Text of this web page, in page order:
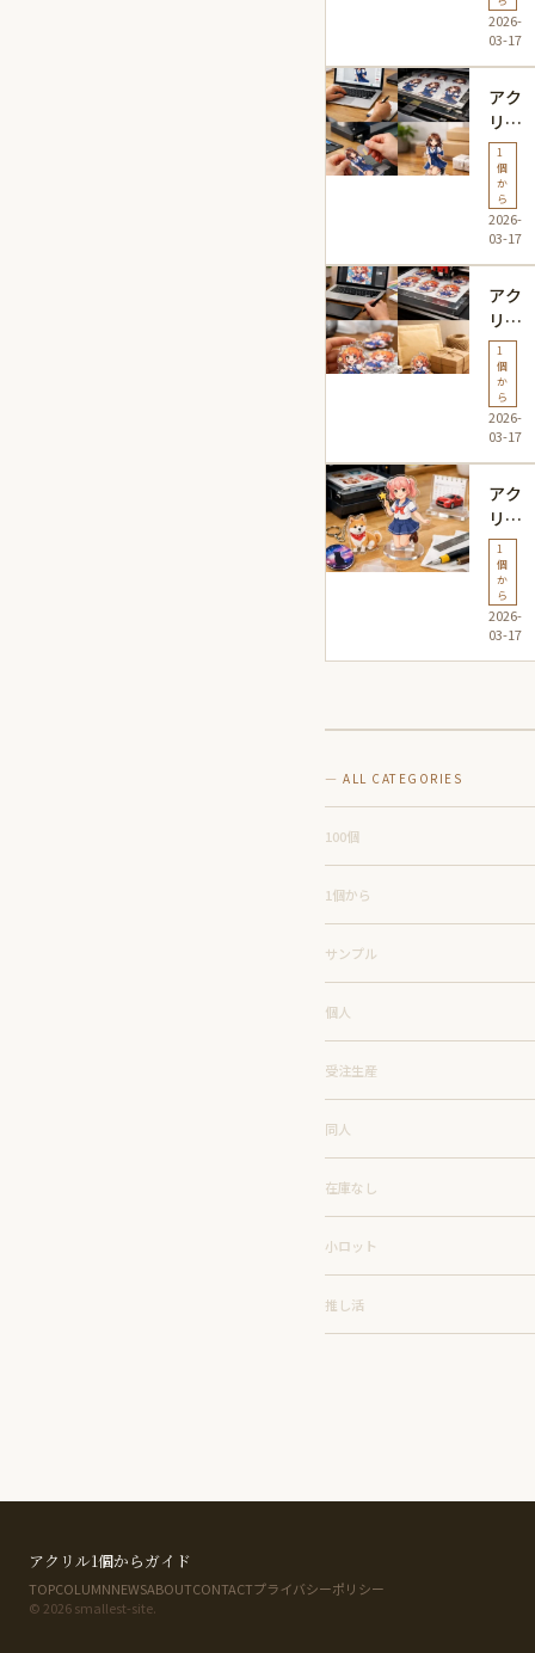
のご
紹介
ら注
文す
る際
の注
意点
と基
本ガ
イド
2026-
03-17
アク
リル
グッ
ズを
1個
から
注文
する
流れ
と注
意点
1
個
か
ら
2026-
03-17
アク
リル
グッ
ズ 1
個か
ら 制
作 流
れを
徹底
解
説！
初心
者で
も安
心の
1
個
か
ら
2026-
03-17
アク
リル
グッ
ズを
1個
から
制作
する
1
個
か
ら
2026-
03-17
— ALL CATEGORIES
100個
1個から
サンプル
個人
受注生産
同人
在庫なし
小ロット
推し活
アクリル1個からガイド
TOPCOLUMNNEWSABOUTCONTACTプライバシーポリシー
© 2026 smallest-site.